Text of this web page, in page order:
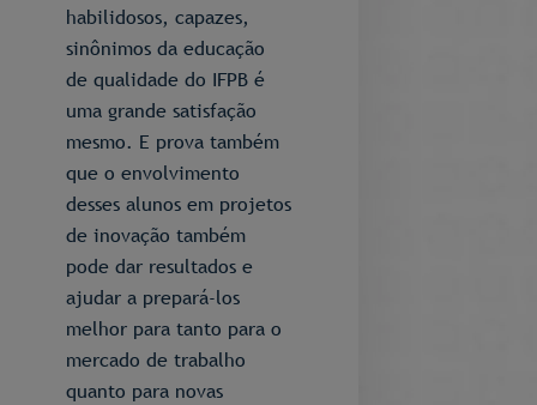
habilidosos, capazes,
sinônimos da educação
de qualidade do IFPB é
uma grande satisfação
mesmo. E prova também
que o envolvimento
desses alunos em projetos
de inovação também
pode dar resultados e
ajudar a prepará-los
melhor para tanto para o
mercado de trabalho
quanto para novas